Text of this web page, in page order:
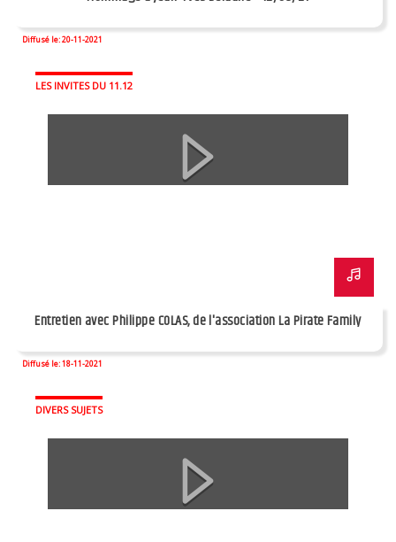
Diffusé le: 20-11-2021
LES INVITES DU 11.12
Entretien avec Philippe COLAS, de l'association La Pirate Family
Diffusé le: 18-11-2021
DIVERS SUJETS